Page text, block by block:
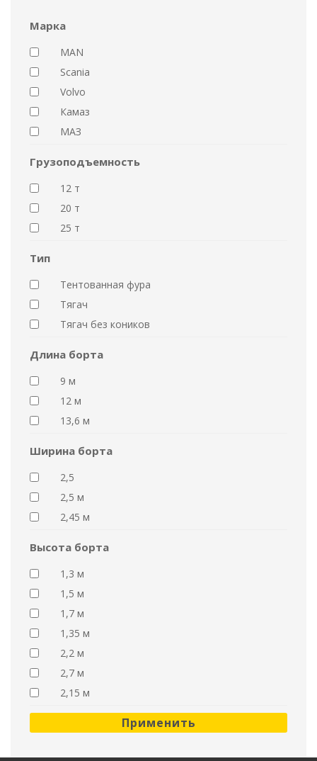
Марка
MAN
Scania
Volvo
Камаз
МАЗ
Грузоподъемность
12 т
20 т
25 т
Тип
Тентованная фура
Тягач
Тягач без коников
Длина борта
9 м
12 м
13,6 м
Ширина борта
2,5
2,5 м
2,45 м
Высота борта
1,3 м
1,5 м
1,7 м
1,35 м
2,2 м
2,7 м
2,15 м
Применить